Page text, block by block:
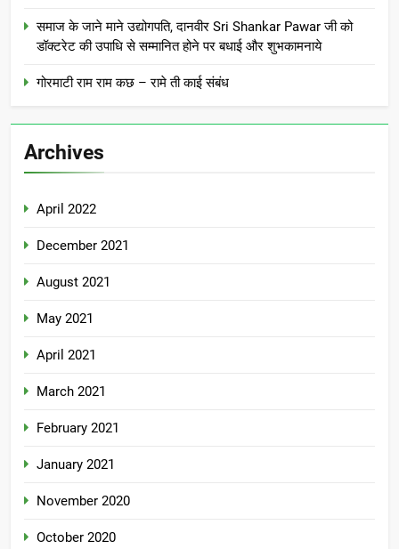
समाज के जाने माने उद्योगपति, दानवीर Sri Shankar Pawar जी को
डॉक्टरेट की उपाधि से सम्मानित होने पर बधाई और शुभकामनाये
गोरमाटी राम राम कछ – रामे ती काई संबंध
Archives
April 2022
December 2021
August 2021
May 2021
April 2021
March 2021
February 2021
January 2021
November 2020
October 2020